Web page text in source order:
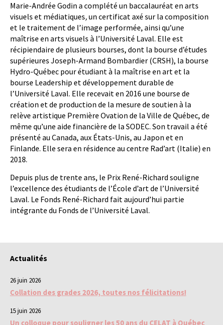
Marie-Andrée Godin a complété un baccalauréat en arts
visuels et médiatiques,un certificat axé sur la composition
et le traitement de l’image performée, ainsi qu’une
maîtrise en arts visuels à l’Université Laval. Elle est
récipiendaire de plusieurs bourses, dont la bourse d’études
supérieures Joseph-Armand Bombardier (CRSH), la bourse
Hydro-Québec pour étudiant à la maîtrise en art et la
bourse Leadership et développement durable de
l’Université Laval. Elle recevait en 2016 une bourse de
création et de production de la mesure de soutien à la
relève artistique Première Ovation de la Ville de Québec, de
même qu’une aide financière de la SODEC. Son travail a été
présenté au Canada, aux États-Unis, au Japon et en
Finlande. Elle sera en résidence au centre Rad’art (Italie) en
2018.
Depuis plus de trente ans, le Prix René-Richard souligne
l’excellence des étudiants de l’École d’art de l’Université
Laval. Le Fonds René-Richard fait aujourd’hui partie
intégrante du Fonds de l’Université Laval.
Actualités
26 juin 2026
Collation des grades 2026, toutes nos félicitations!
15 juin 2026
Un colloque pour souligner les 50 ans du CELAT à Québec